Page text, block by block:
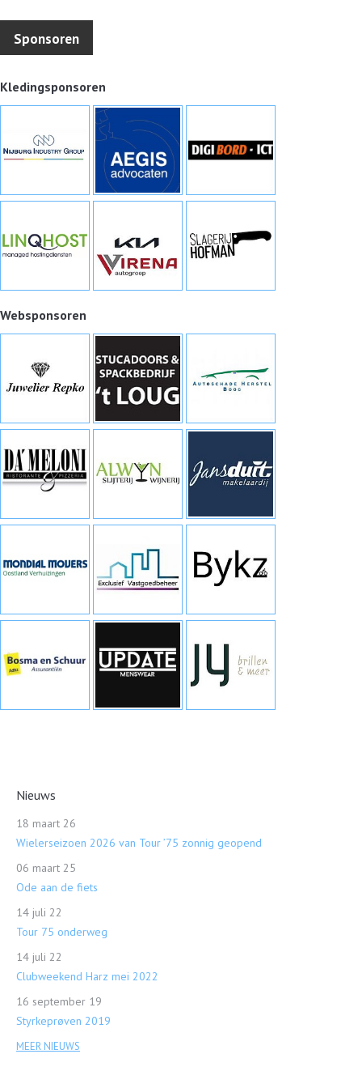
Sponsoren
Kledingsponsoren
Websponsoren
Nieuws
18 maart 26
Wielerseizoen 2026 van Tour ’75 zonnig geopend
06 maart 25
Ode aan de fiets
14 juli 22
Tour 75 onderweg
14 juli 22
Clubweekend Harz mei 2022
16 september 19
Styrkeprøven 2019
MEER NIEUWS